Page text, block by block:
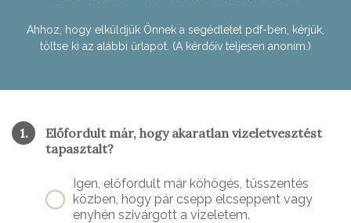
Ahhoz, hogy elküldjük Önnek a segédletet pdf-ben, kérjük,
töltse ki az alábbi űrlapot. (A kérdőív teljesen anonim.)
1.
Előfordult már, hogy akaratlan vizeletvesztést
tapasztalt?
Igen, előfordult már köhögés, tüsszentés
közben, hogy pár csepp elcseppent vagy
enyhén szivárgott a vizeletem.